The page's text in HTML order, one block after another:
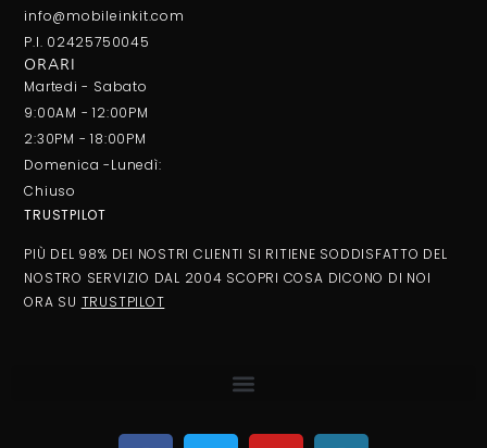
info@mobileinkit.com
P.I. 02425750045
ORARI
Martedi - Sabato
9:00AM - 12:00PM
2:30PM - 18:00PM
Domenica -Lunedì:
Chiuso
TRUSTPILOT
PIÙ DEL 98% DEI NOSTRI CLIENTI SI RITIENE SODDISFATTO DEL
NOSTRO SERVIZIO DAL 2004 SCOPRI COSA DICONO DI NOI
ORA SU TRUSTPILOT